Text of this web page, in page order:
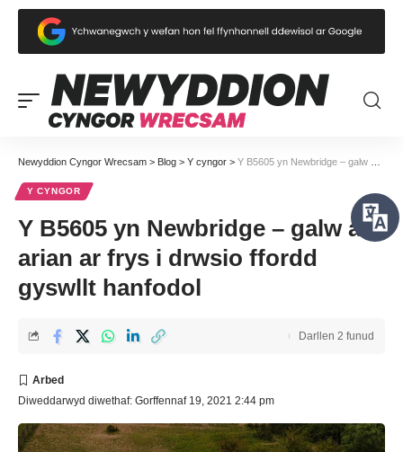
Newyddion Cyngor Wrecsam > Blog > Y cyngor > Y B5605 yn Newbridge – galw am arian ar frys i drwsio ffordd gyswllt hanfodol
Y CYNGOR
Y B5605 yn Newbridge – galw am
arian ar frys i drwsio ffordd
gyswllt hanfodol
Diweddarwyd diwethaf: Gorffennaf 19, 2021 2:44 pm
Darllen 2 funud